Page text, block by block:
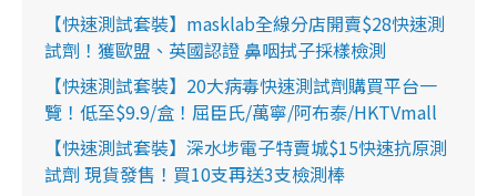
【快速測試套裝】masklab全線分店開賣$28快速測
試劑！獲歐盟、英國認證 鼻咽拭子採樣檢測
【快速測試套裝】20大病毒快速測試劑購買平台一
覽！低至$9.9/盒！屈臣氏/萬寧/阿布泰/HKTVmall
【快速測試套裝】深水埗電子特賣城$15快速抗原測
試劑 現貨發售！買10支再送3支檢測棒